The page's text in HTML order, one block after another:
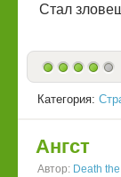
Стал
Категория:
Ангст
Автор: Death